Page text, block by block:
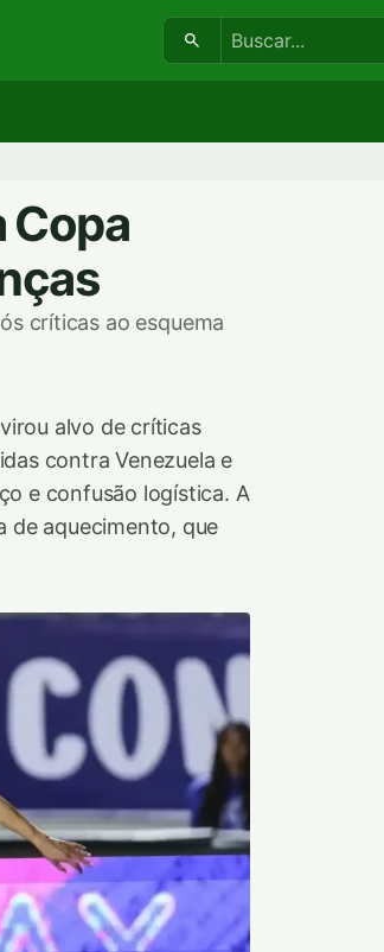
Buscar:
Copa
críticas ao esquema
alvo de críticas
contra Venezuela e
e confusão logística. A
de aquecimento, que